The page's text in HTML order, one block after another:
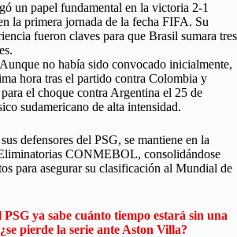
un papel fundamental en la victoria 2-1
la primera jornada de la fecha FIFA. Su
fueron claves para que Brasil sumara tres
no había sido convocado inicialmente,
hora tras el partido contra Colombia y
el choque contra Argentina el 25 de
sudamericano de alta intensidad.
defensores del PSG, se mantiene en la
CONMEBOL, consolidándose
para asegurar su clasificación al Mundial de
PSG ya sabe cuánto tiempo estará sin una
pierde la serie ante Aston Villa?